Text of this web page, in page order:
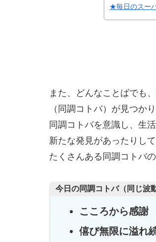
★毎日のスー
また、どんなことばでも
（同調コトバ）が見つかり
同調コトバを意識し、生
新たな発見があったりし
たくさんある同調コトバ
今日の同調コトバ（同じ波
こころから感謝
僖び無限に溢れ